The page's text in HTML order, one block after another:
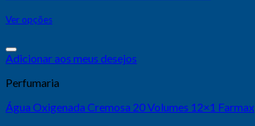
Ver opções
Adicionar aos meus desejos
Perfumaria
Água Oxigenada Cremosa 20 Volumes 12×1 Farmax